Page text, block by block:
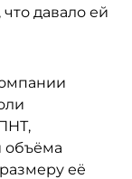
давало ей
объёма
её